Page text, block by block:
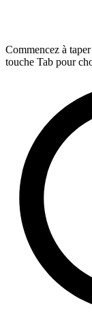
Commencez à
touche Tab pour